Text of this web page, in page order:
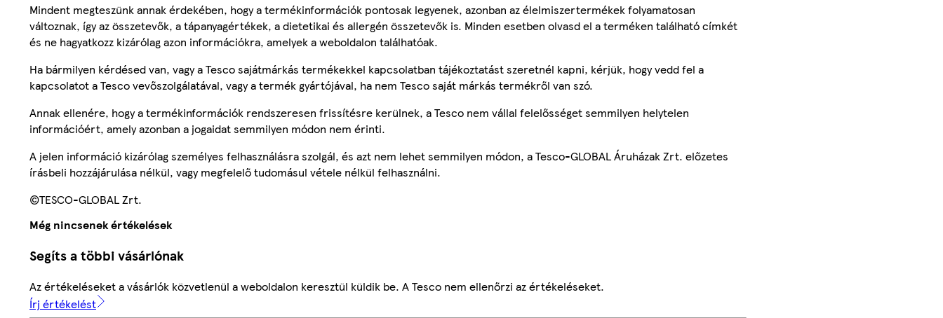
Mindent megteszünk annak érdekében, hogy a termékinformációk pontosak legyenek, azonban az élelmiszertermékek folyamatosan
változnak, így az összetevők, a tápanyagértékek, a dietetikai és allergén összetevők is. Minden esetben olvasd el a terméken található címkét
és ne hagyatkozz kizárólag azon információkra, amelyek a weboldalon találhatóak.
Ha bármilyen kérdésed van, vagy a Tesco sajátmárkás termékekkel kapcsolatban tájékoztatást szeretnél kapni, kérjük, hogy vedd fel a
kapcsolatot a Tesco vevőszolgálatával, vagy a termék gyártójával, ha nem Tesco saját márkás termékről van szó.
Annak ellenére, hogy a termékinformációk rendszeresen frissítésre kerülnek, a Tesco nem vállal felelősséget semmilyen helytelen
információért, amely azonban a jogaidat semmilyen módon nem érinti.
A jelen információ kizárólag személyes felhasználásra szolgál, és azt nem lehet semmilyen módon, a Tesco-GLOBAL Áruházak Zrt. előzetes
írásbeli hozzájárulása nélkül, vagy megfelelő tudomásul vétele nélkül felhasználni.
©TESCO-GLOBAL Zrt.
Még nincsenek értékelések
Segíts a többi vásárlónak
Az értékeléseket a vásárlók közvetlenül a weboldalon keresztül küldik be. A Tesco nem ellenőrzi az értékeléseket.
Írj értékelést